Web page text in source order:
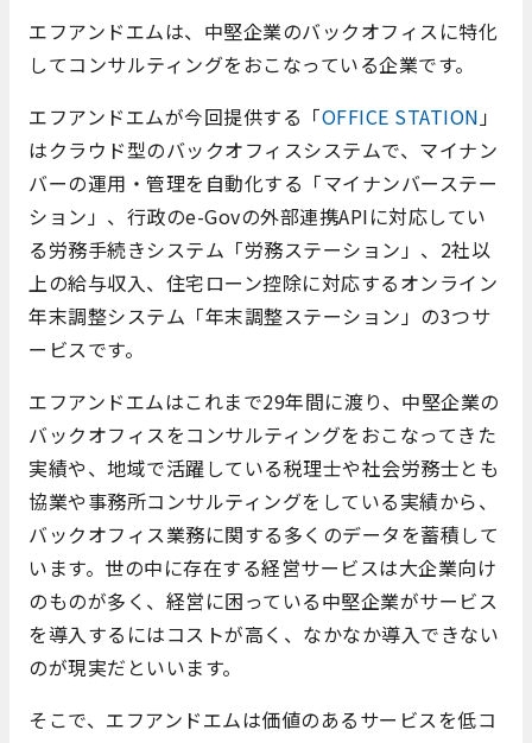
エフアンドエムは、中堅企業のバックオフィスに特化
してコンサルティングをおこなっている企業です。
エフアンドエムが今回提供する「OFFICE STATION」
はクラウド型のバックオフィスシステムで、マイナン
バーの運用・管理を自動化する「マイナンバーステー
ション」、行政のe-Govの外部連携APIに対応してい
る労務手続きシステム「労務ステーション」、2社以
上の給与収入、住宅ローン控除に対応するオンライン
年末調整システム「年末調整ステーション」の3つサ
ービスです。
エフアンドエムはこれまで29年間に渡り、中堅企業の
バックオフィスをコンサルティングをおこなってきた
実績や、地域で活躍している税理士や社会労務士とも
協業や事務所コンサルティングをしている実績から、
バックオフィス業務に関する多くのデータを蓄積して
います。世の中に存在する経営サービスは大企業向け
のものが多く、経営に困っている中堅企業がサービス
を導入するにはコストが高く、なかなか導入できない
のが現実だといいます。
そこで、エフアンドエムは価値のあるサービスを低コ